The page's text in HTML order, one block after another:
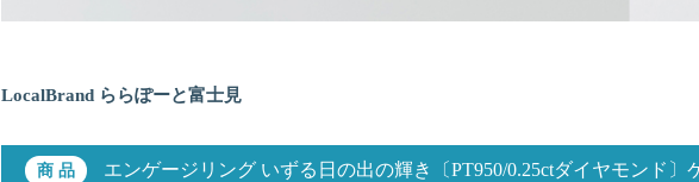
LocalBrand ららぽーと富士見
エンゲージリング いずる日の出の輝き〔PT950/0.25ctダイヤモンド〕